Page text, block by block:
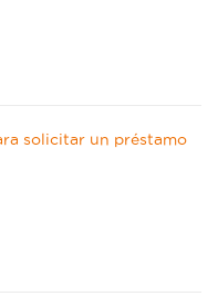
solicitar un préstamo